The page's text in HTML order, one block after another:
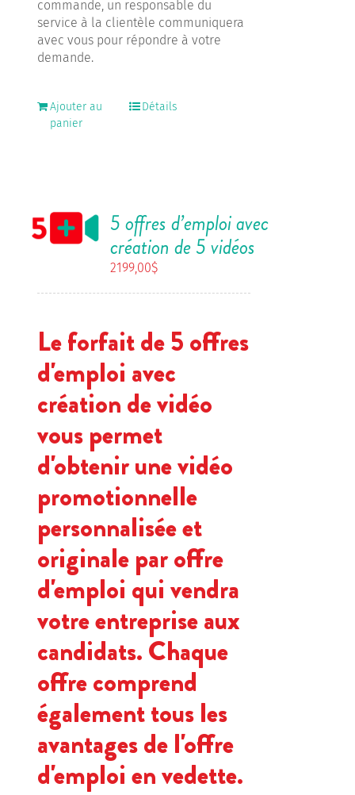
commande, un responsable du
service à la clientèle communiquera
avec vous pour répondre à votre
demande.
Ajouter au
panier
Détails
5 offres d’emploi avec
création de 5 vidéos
2199,00$
Le forfait de 5 offres
d'emploi avec
création de vidéo
vous permet
d'obtenir une vidéo
promotionnelle
personnalisée et
originale par offre
d'emploi qui vendra
votre entreprise aux
candidats. Chaque
offre comprend
également tous les
avantages de l'offre
d'emploi en vedette.